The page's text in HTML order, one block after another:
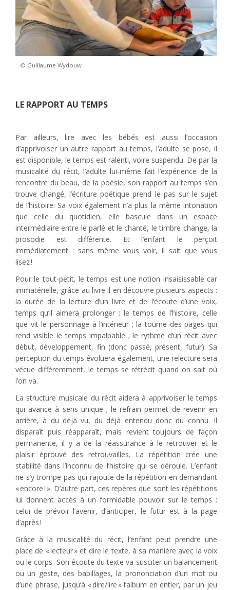
© Guillaume Wydouw
LE RAPPORT AU TEMPS
Par ailleurs, lire avec les bébés est aussi l’occasion
d’apprivoiser un autre rapport au temps, l’adulte se pose, il
est disponible, le temps est ralenti, voire suspendu. De par la
musicalité du récit, l’adulte lui-même fait l’expérience de la
rencontre du beau, de la poésie, son rapport au temps s’en
trouve changé, l’écriture poétique prend le pas sur le sujet
de l’histoire. Sa voix également n’a plus la même intonation
que celle du quotidien, elle bascule dans un espace
intermédiaire entre le parlé et le chanté, le timbre change, la
prosodie est différente. Et l’enfant le perçoit
immédiatement : sans même vous voir, il sait que vous
lisez !
Pour le tout-petit, le temps est une notion insaisissable car
immatérielle, grâce au livre il en découvre plusieurs aspects :
la durée de la lecture d’un livre et de l’écoute d’une voix,
temps qu’il aimera prolonger ; le temps de l’histoire, celle
que vit le personnage à l’intérieur ; la tourne des pages qui
rend visible le temps impalpable ; le rythme d’un récit avec
début, développement, fin (donc passé, présent, futur). Sa
perception du temps évoluera également, une relecture sera
vécue différemment, le temps se rétrécit quand on sait où
l’on va.
La structure musicale du récit aidera à apprivoiser le temps
qui avance à sens unique ; le refrain permet de revenir en
arrière, à du déjà vu, du déjà entendu donc du connu. Il
disparaît puis réapparaît, mais revient toujours de façon
permanente, il y a de la réassurance à le retrouver et le
plaisir éprouvé des retrouvailles. La répétition crée une
stabilité dans l’inconnu de l’histoire qui se déroule. L’enfant
ne s’y trompe pas qui rajoute de la répétition en demandant
« encore ! ». D’autre part, ces repères que sont les répétitions
lui donnent accès à un formidable pouvoir sur le temps :
celui de prévoir l’avenir, d’anticiper, le futur est à la page
d’après !
Grâce à la musicalité du récit, l’enfant peut prendre une
place de « lecteur » et dire le texte, à sa manière avec la voix
ou le corps. Son écoute du texte va susciter un balancement
ou un geste, des babillages, la prononciation d’un mot ou
d’une phrase, jusqu’à « dire/lire » l’album en entier, par un jeu